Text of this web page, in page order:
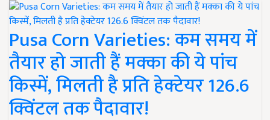
Pusa Corn Varieties: कम समय में
तैयार हो जाती हैं मक्का की ये पांच
किस्में, मिलती है प्रति हेक्टेयर 126.6
क्विंटल तक पैदावार!